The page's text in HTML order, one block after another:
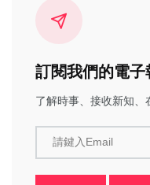
訂閱我們的電子
了解時事、接收新知、
請鍵入Email